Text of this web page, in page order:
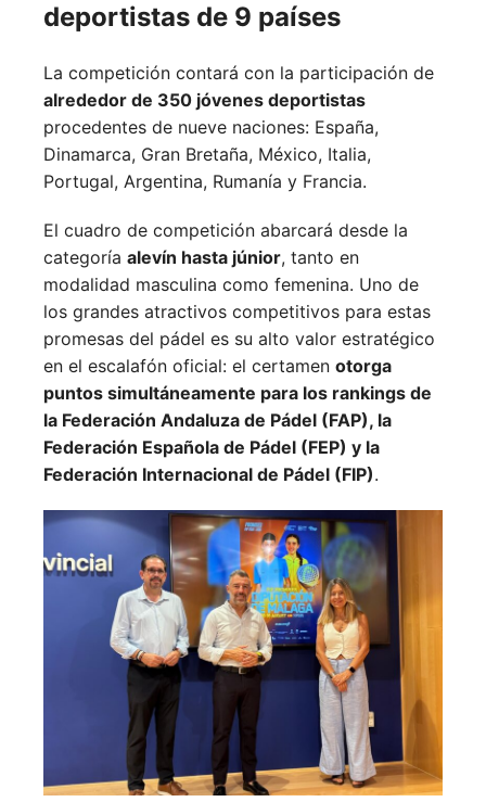
deportistas de 9 países
La competición contará con la participación de
alrededor de 350 jóvenes deportistas
procedentes de nueve naciones: España,
Dinamarca, Gran Bretaña, México, Italia,
Portugal, Argentina, Rumanía y Francia.
El cuadro de competición abarcará desde la
categoría alevín hasta júnior, tanto en
modalidad masculina como femenina. Uno de
los grandes atractivos competitivos para estas
promesas del pádel es su alto valor estratégico
en el escalafón oficial: el certamen otorga
puntos simultáneamente para los rankings de
la Federación Andaluza de Pádel (FAP), la
Federación Española de Pádel (FEP) y la
Federación Internacional de Pádel (FIP).